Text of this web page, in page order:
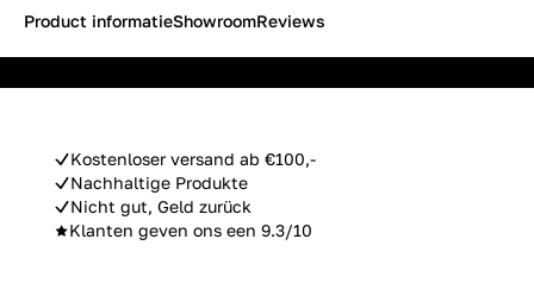
Kostenloser versand ab €100,-
Nachhaltige Produkte
Nicht gut, Geld zurück
Klanten geven ons een 9.3/10
Product informatieShowroomReviews